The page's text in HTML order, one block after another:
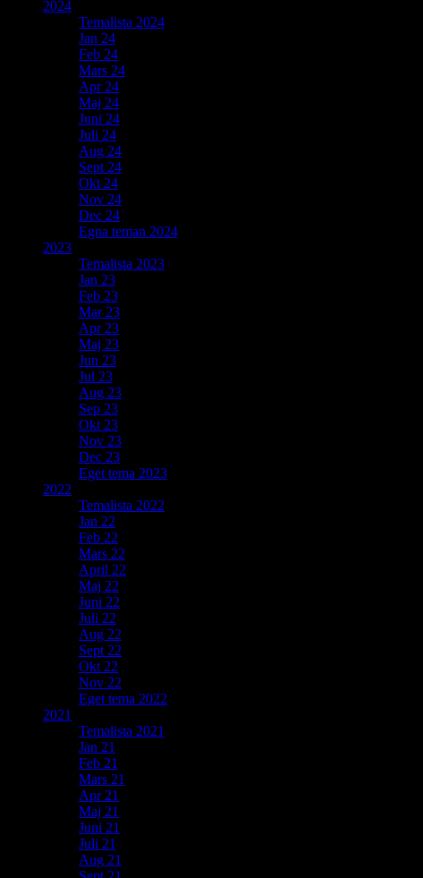
2024
Temalista 2024
Jan 24
Feb 24
Mars 24
Apr 24
Maj 24
Juni 24
Juli 24
Aug 24
Sept 24
Okt 24
Nov 24
Dec 24
Egna teman 2024
2023
Temalista 2023
Jan 23
Feb 23
Mar 23
Apr 23
Maj 23
Jun 23
Jul 23
Aug 23
Sep 23
Okt 23
Nov 23
Dec 23
Eget tema 2023
2022
Temalista 2022
Jan 22
Feb 22
Mars 22
April 22
Maj 22
Juni 22
Juli 22
Aug 22
Sept 22
Okt 22
Nov 22
Eget tema 2022
2021
Temalista 2021
Jan 21
Feb 21
Mars 21
Apr 21
Maj 21
Juni 21
Juli 21
Aug 21